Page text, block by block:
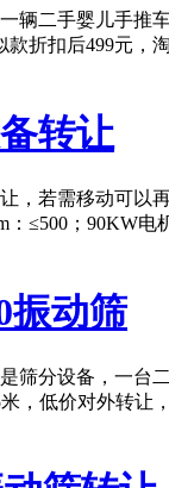
辆二手婴儿手推
款折扣后499元，
转让
若需移动可以
：≤500；90KW
振动筛
筛分设备，一台
，低价对外转让